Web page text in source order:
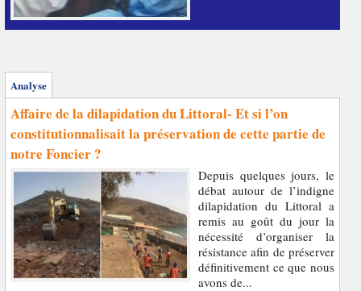
Analyse
Affaire de la dilapidation du Littoral- Et si l’on
constitutionnalisait la préservation de cette partie de
notre Foncier ?
Depuis quelques jours, le
débat autour de l’indigne
dilapidation du Littoral a
remis au goût du jour la
nécessité d’organiser la
résistance afin de préserver
définitivement ce que nous
avons de...